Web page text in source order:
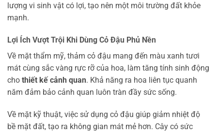
lượng vi sinh vật có lợi, tạo nên một môi trường đất khỏe
mạnh.
Lợi Ích Vượt Trội Khi Dùng Cỏ Đậu Phủ Nền
Về mặt thẩm mỹ, thảm cỏ đậu mang đến màu xanh tươi
mát cùng sắc vàng rực rỡ của hoa, làm tăng tính sinh động
cho thiết kế cảnh quan. Khả năng ra hoa liên tục quanh
năm đảm bảo cảnh quan luôn tràn đầy sức sống.
Về mặt kỹ thuật, việc sử dụng cỏ đậu giúp giảm nhiệt độ
bề mặt đất, tạo ra không gian mát mẻ hơn. Cây có sức